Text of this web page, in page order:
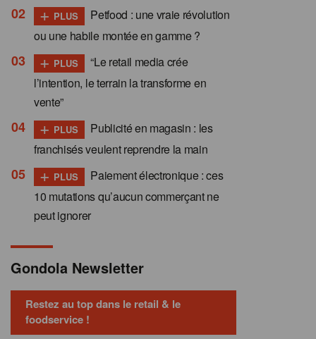
+ PLUS
Petfood : une vraie révolution
ou une habile montée en gamme ?
+ PLUS
“Le retail media crée
l’intention, le terrain la transforme en
vente”
+ PLUS
Publicité en magasin : les
franchisés veulent reprendre la main
+ PLUS
Paiement électronique : ces
10 mutations qu’aucun commerçant ne
peut ignorer
Gondola Newsletter
Restez au top dans le retail & le
foodservice !